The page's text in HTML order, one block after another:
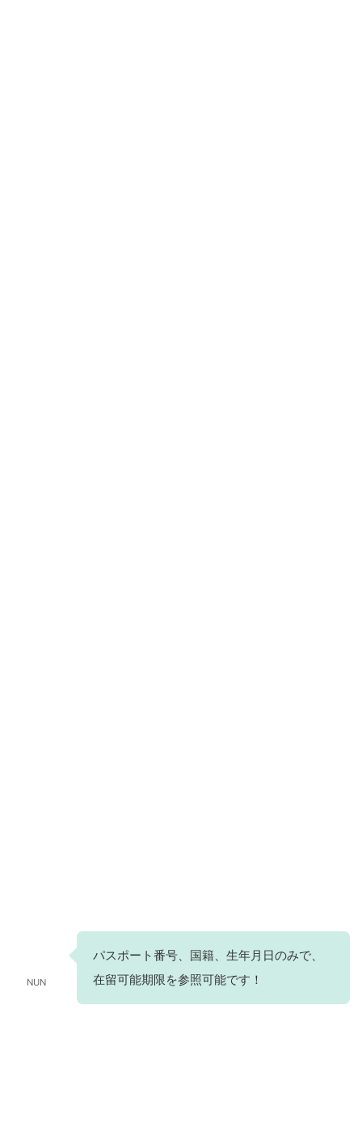
NUN
パスポート番号、国籍、生年月日のみで、
在留可能期限を参照可能です！